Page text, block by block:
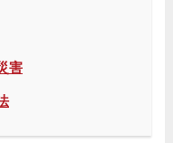
害